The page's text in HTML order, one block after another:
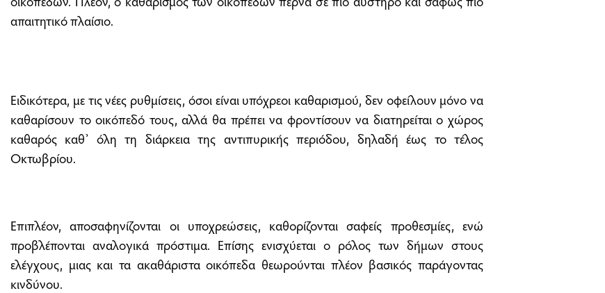
απαιτητικό πλαίσιο.
Ειδικότερα, με τις νέες ρυθμίσεις, όσοι είναι υπόχρεοι καθαρισμού, δεν οφείλουν μόνο να
καθαρίσουν το οικόπεδό τους, αλλά θα πρέπει να φροντίσουν να διατηρείται ο χώρος
καθαρός καθ’ όλη τη διάρκεια της αντιπυρικής περιόδου, δηλαδή έως το τέλος
Οκτωβρίου.
Επιπλέον, αποσαφηνίζονται οι υποχρεώσεις, καθορίζονται σαφείς προθεσμίες, ενώ
προβλέπονται αναλογικά πρόστιμα. Επίσης ενισχύεται ο ρόλος των δήμων στους
ελέγχους, μιας και τα ακαθάριστα οικόπεδα θεωρούνται πλέον βασικός παράγοντας
κινδύνου.